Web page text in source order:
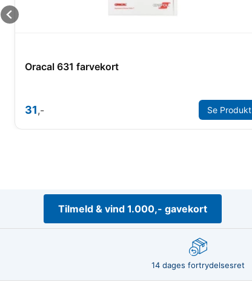
Oracal 631 farvekort
31,- Se Produkt
Tilmeld & vind 1.000,- gavekort
14 dages fortrydelsesret